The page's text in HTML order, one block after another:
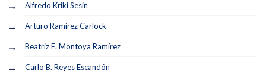
Alfredo Kriki Sesin
Arturo Ramírez Carlock
Beatriz E. Montoya Ramírez
Carlo B. Reyes Escandón